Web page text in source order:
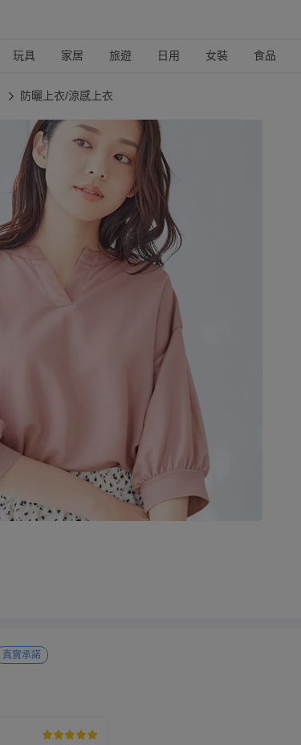
玩具 家居 旅遊 日用 女裝 食品
防曬上衣/涼感上衣
真實承諾